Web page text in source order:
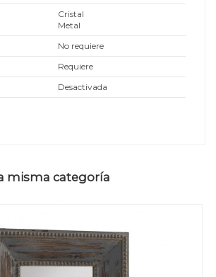
Cristal
Metal
No requiere
Requiere
Desactivada
misma categoría